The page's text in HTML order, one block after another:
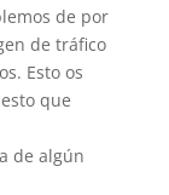
de por
de tráfico
Esto os
que
de algún